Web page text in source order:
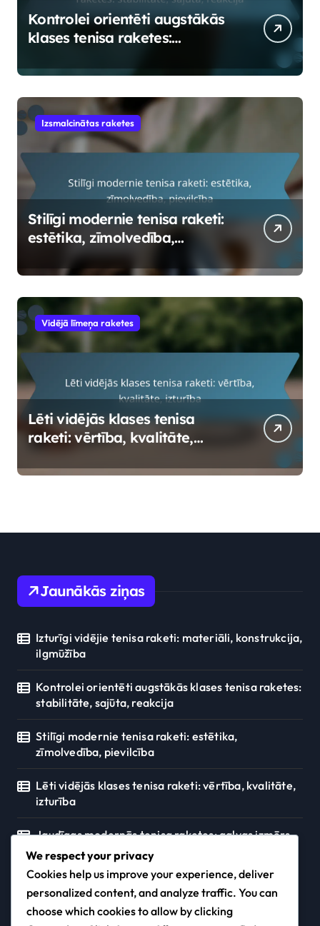
Kontrolei orientēti augstākās
klases tenisa raketes:
Izsmalcinātas raketes
Stilīgi modernie tenisa raketi:
estētika, zīmolvedība,
pievilcība
Vidējā līmeņa raketes
Lēti vidējās klases tenisa
raketi: vērtība, kvalitāte,
Jaunākās ziņas
Izturīgi vidējie tenisa raketi: materiāli, konstrukcija,
ilgmūžība
Kontrolei orientēti augstākās klases tenisa raketes:
stabilitāte, sajūta, reakcija
Stilīgi modernie tenisa raketi: estētika,
zīmolvedība, pievilcība
Lēti vidējās klases tenisa raketi: vērtība, kvalitāte,
izturība
Jaudīgas modernās tenisa raketes: galvas izmērs,
rāmja stingrība, reakcija
We respect your privacy
Cookies help us improve your experience, deliver
personalized content, and analyze traffic. You can
choose which cookies to allow by clicking